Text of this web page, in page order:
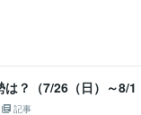
？（7/26（日）～8/1
記事